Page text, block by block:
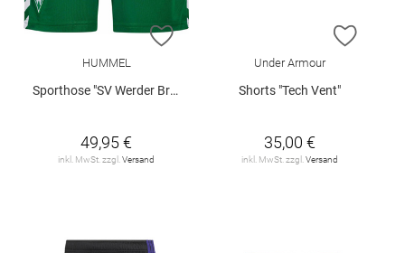
ZUR WUNSCHLISTE HINZUFÜGEN
HUMMEL
Sporthose "SV Werder Bremen Home 2026/27"
49,95 €
inkl. MwSt. zzgl. Versand
ZUR
Under Armour
Shorts "Tech Vent"
35,00 €
inkl. MwSt. zzgl. Versand